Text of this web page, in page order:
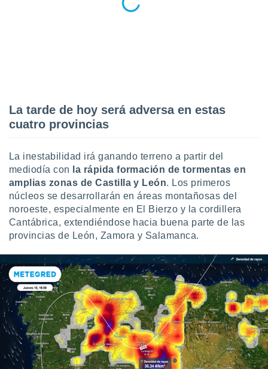
publicidad
de
1199
La tarde de hoy será adversa en estas
cuatro provincias
La inestabilidad irá ganando terreno a partir del
mediodía con
la rápida formación de tormentas en
amplias zonas de Castilla y León. Los primeros
núcleos se desarrollarán en áreas montañosas del
noroeste, especialmente en El Bierzo y la cordillera
Cantábrica, extendiéndose hacia buena parte de las
provincias de León, Zamora y Salamanca.